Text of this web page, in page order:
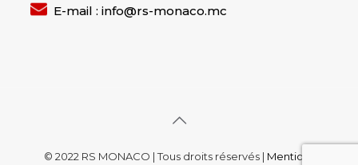
E-mail : info@rs-monaco.mc
© 2022 RS MONACO | Tous droits réservés | Mentions